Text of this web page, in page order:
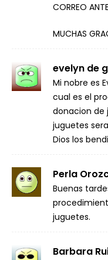
CORREO
MUCHAS
evelyn de
Mi nobre es
cual es el
donacion de
juguetes
Dios los
Perla
Buenas
juguetes.
Barbara